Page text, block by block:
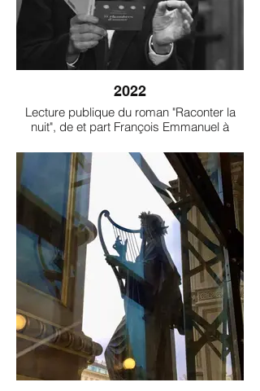
2022
Lecture publique du roman "Raconter la
nuit", de et part François Emmanuel à